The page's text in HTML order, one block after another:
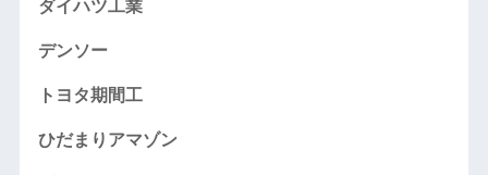
ダイハツ工業
デンソー
トヨタ期間工
ひだまりアマゾン